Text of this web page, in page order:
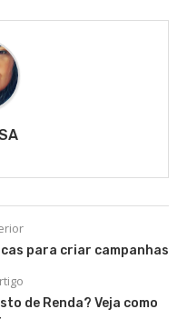
para criar campanhas
de Renda? Veja como